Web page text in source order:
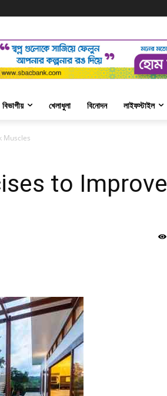
বিভাগীয় খেলাধুলা বিনোদন লাইফস্টাইল
Muscles
to Improve